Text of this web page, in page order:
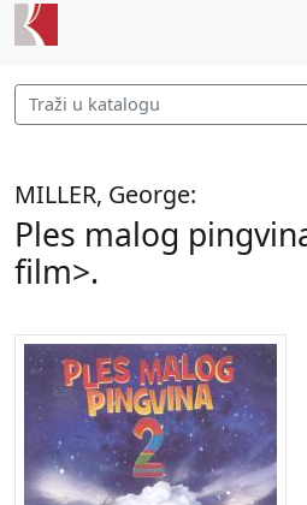
MILLER, George:
Ples malog
film>.